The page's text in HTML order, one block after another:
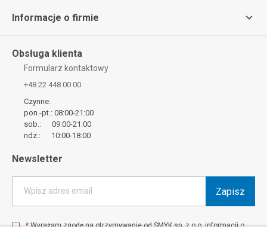
Informacje o firmie
Obsługa klienta
Formularz kontaktowy
+48 22 448 00 00
Czynne:
pon.-pt.: 08:00-21:00
sob.: 09:00-21:00
ndz.: 10:00-18:00
Newsletter
Wpisz adres email Zapisz
*Wyrażam zgodę na otrzymywanie od SMYK sp. z o.o. informacji o